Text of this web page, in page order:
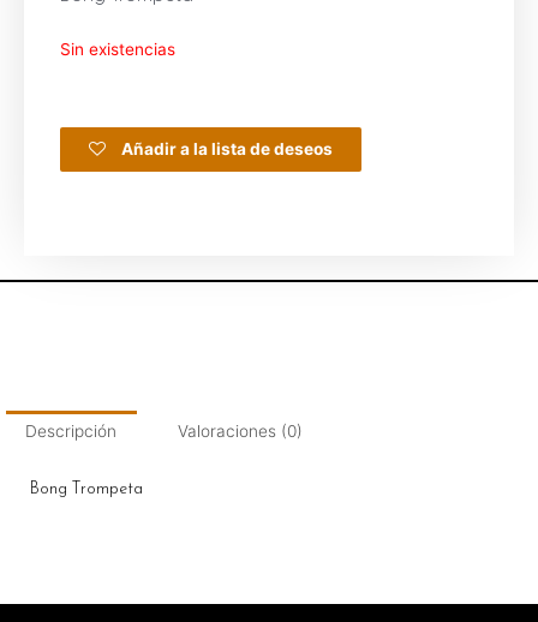
Sin existencias
Añadir a la lista de deseos
Descripción Valoraciones (0)
Bong Trompeta